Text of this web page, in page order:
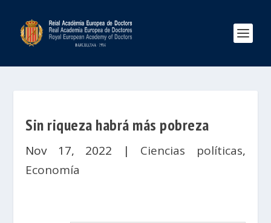
Sin riqueza habrá más pobreza
Nov 17, 2022 | Ciencias políticas,
Economía